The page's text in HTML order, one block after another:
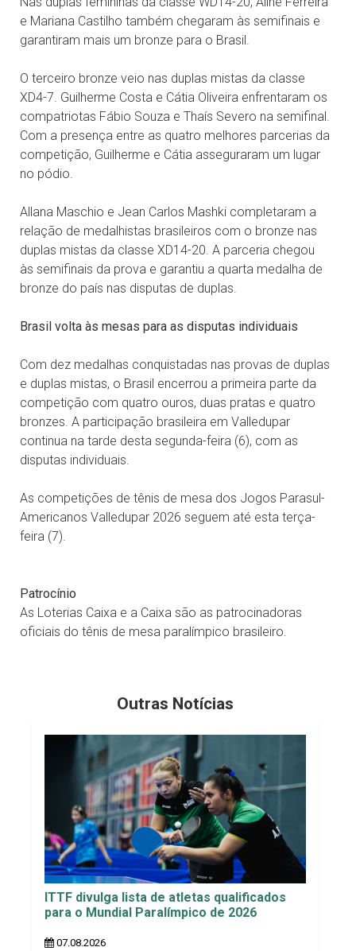
e Mariana Castilho também chegaram às semifinais e
garantiram mais um bronze para o Brasil.
O terceiro bronze veio nas duplas mistas da classe
XD4-7. Guilherme Costa e Cátia Oliveira enfrentaram os
compatriotas Fábio Souza e Thaís Severo na semifinal.
Com a presença entre as quatro melhores parcerias da
competição, Guilherme e Cátia asseguraram um lugar
no pódio.
Allana Maschio e Jean Carlos Mashki completaram a
relação de medalhistas brasileiros com o bronze nas
duplas mistas da classe XD14-20. A parceria chegou
às semifinais da prova e garantiu a quarta medalha de
bronze do país nas disputas de duplas.
Brasil volta às mesas para as disputas individuais
Com dez medalhas conquistadas nas provas de duplas
e duplas mistas, o Brasil encerrou a primeira parte da
competição com quatro ouros, duas pratas e quatro
bronzes. A participação brasileira em Valledupar
continua na tarde desta segunda-feira (6), com as
disputas individuais.
As competições de tênis de mesa dos Jogos Parasul-
Americanos Valledupar 2026 seguem até esta terça-
feira (7).
Patrocínio
As Loterias Caixa e a Caixa são as patrocinadoras
oficiais do tênis de mesa paralímpico brasileiro.
Outras Notícias
ITTF divulga lista de atletas qualificados
para o Mundial Paralímpico de 2026
07.08.2026